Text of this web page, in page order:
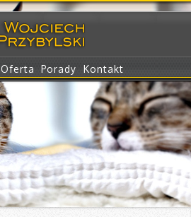
Oferta Porady Kontakt